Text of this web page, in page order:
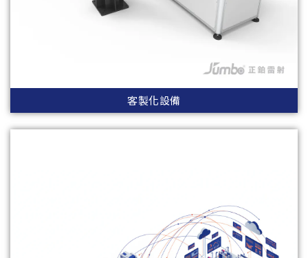
客製化設備